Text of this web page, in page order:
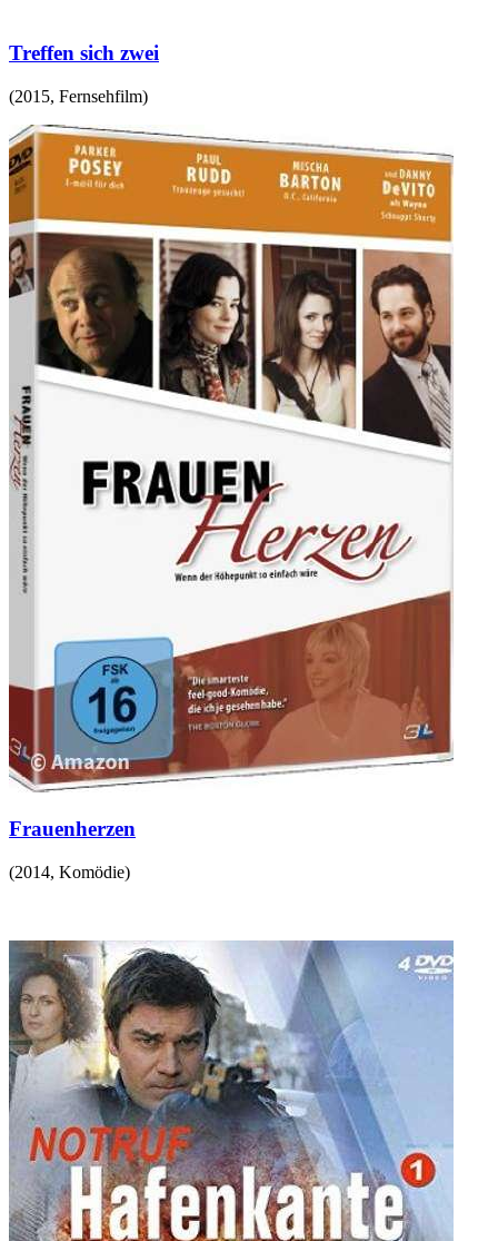
Treffen sich zwei
(2015, Fernsehfilm)
Frauenherzen
(2014, Komödie)